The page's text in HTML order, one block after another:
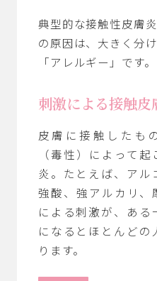
典型的な接触性皮膚
の原因は、大きく分
「アレルギー」です。
刺激による接触皮
皮膚に接触したも
（毒性）によって起
炎。たとえば、アル
強酸、強アルカリ、
による刺激が、ある
になるとほとんどの
ります。